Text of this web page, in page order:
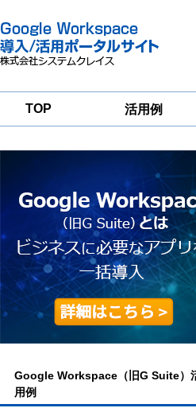
TOP 活用例
グループ
移行
Google Workspace（旧G Suite）
用例